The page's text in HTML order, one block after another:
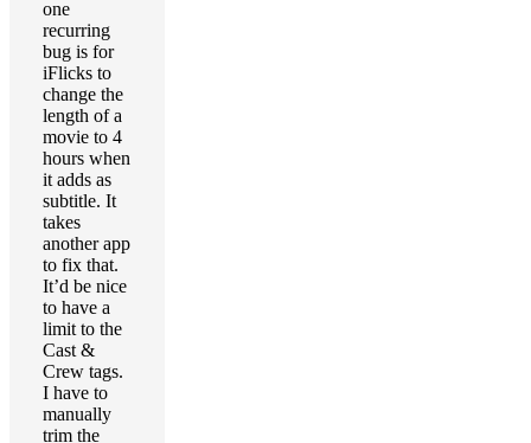
one
recurring
bug is for
iFlicks to
change the
length of a
movie to 4
hours when
it adds as
subtitle. It
takes
another app
to fix that.
It’d be nice
to have a
limit to the
Cast &
Crew tags.
I have to
manually
trim the